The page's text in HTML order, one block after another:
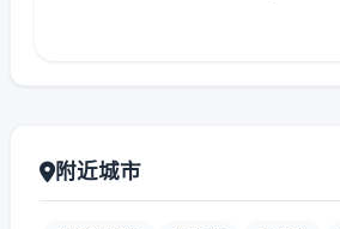
附近城市